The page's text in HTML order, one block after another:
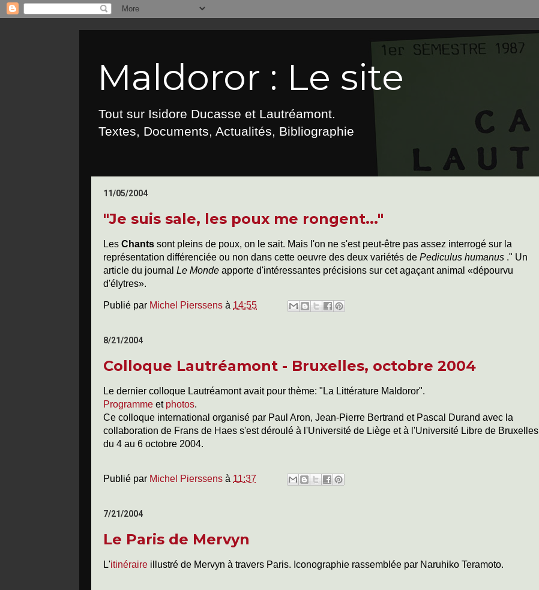
Maldoror : Le site
Tout sur Isidore Ducasse et Lautréamont.
Textes, Documents, Actualités, Bibliographie
11/05/2004
"Je suis sale, les poux me rongent..."
Les Chants sont pleins de poux, on le sait. Mais l'on ne s'est peut-être pas assez interrogé sur la
représentation différenciée ou non dans cette oeuvre des deux variétés de Pediculus humanus ." Un
article du journal Le Monde apporte d'intéressantes précisions sur cet agaçant animal «dépourvu
d'élytres».
Publié par Michel Pierssens à 14:55
8/21/2004
Colloque Lautréamont - Bruxelles, octobre 2004
Le dernier colloque Lautréamont avait pour thème: "La Littérature Maldoror".
Programme et photos.
Ce colloque international organisé par Paul Aron, Jean-Pierre Bertrand et Pascal Durand avec la
collaboration de Frans de Haes s'est déroulé à l'Université de Liège et à l'Université Libre de Bruxelles
du 4 au 6 octobre 2004.
Publié par Michel Pierssens à 11:37
7/21/2004
Le Paris de Mervyn
L'itinéraire illustré de Mervyn à travers Paris. Iconographie rassemblée par Naruhiko Teramoto.